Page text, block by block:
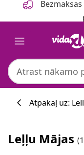
Atpakaļ uz:
Leļļu Mājas